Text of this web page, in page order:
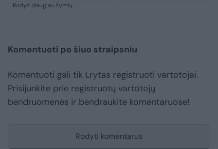
Rodyti daugiau žymių
Komentuoti po šiuo straipsniu
Komentuoti gali tik Lrytas registruoti vartotojai.
Prisijunkite prie registruotų vartotojų
bendruomenės ir bendraukite komentaruose!
Rodyti komentarus